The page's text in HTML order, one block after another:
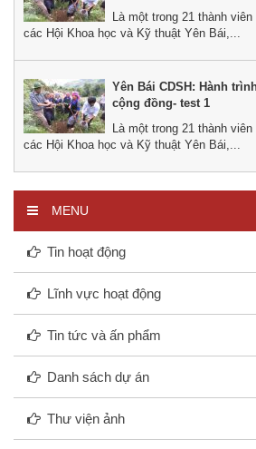
Là một trong 21 thành
các Hội Khoa học và Kỹ thuật Yên Bái,...
Yên Bái CDSH: Hành
cộng đồng- test 1
Là một trong 21 thành
các Hội Khoa học và Kỹ thuật Yên Bái,...
MENU
Tin hoạt động
Lĩnh vực hoạt động
Tin tức và ấn phẩm
Danh sách dự án
Thư viện ảnh